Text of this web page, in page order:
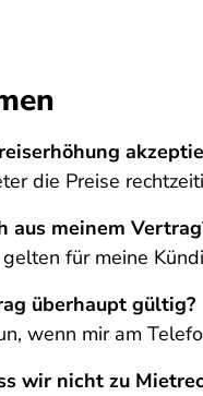
die Preise
aus meinem
für meine
überhaupt gültig?
wenn mir am
wir nicht zu